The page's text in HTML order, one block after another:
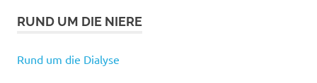
RUND UM DIE NIERE
Rund um die Dialyse